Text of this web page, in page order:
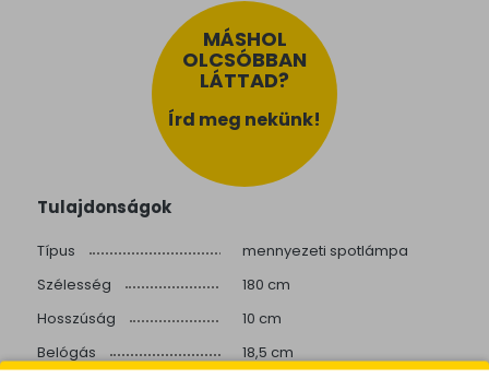
MÁSHOL
OLCSÓBBAN
LÁTTAD?
Írd meg nekünk!
Tulajdonságok
Típus
mennyezeti spotlámpa
Szélesség
180 cm
Hosszúság
10 cm
Belógás
18,5 cm